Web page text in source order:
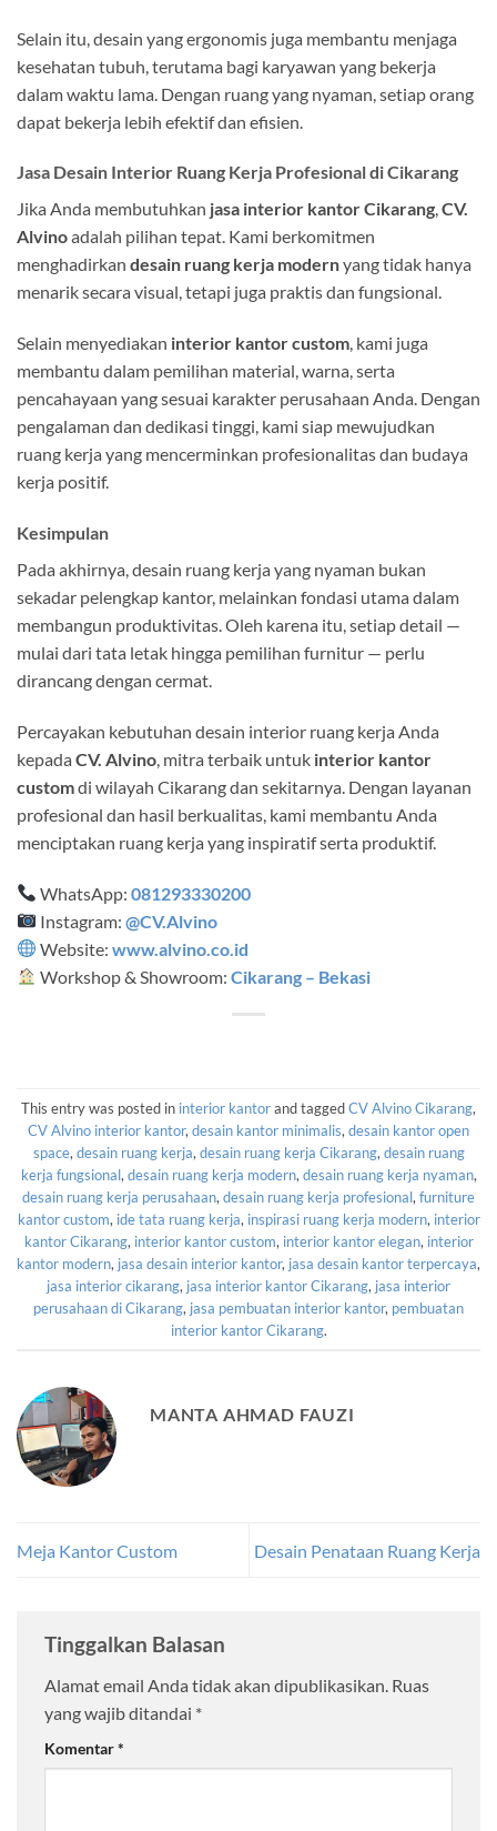
Selain itu, desain yang ergonomis juga membantu menjaga
kesehatan tubuh, terutama bagi karyawan yang bekerja
dalam waktu lama. Dengan ruang yang nyaman, setiap orang
dapat bekerja lebih efektif dan efisien.
Jasa Desain Interior Ruang Kerja Profesional di Cikarang
Jika Anda membutuhkan jasa interior kantor Cikarang,CV.
Alvinoadalah pilihan tepat. Kami berkomitmen
menghadirkan desain ruang kerja modernyang tidak hanya
menarik secara visual, tetapi juga praktis dan fungsional.
Selain menyediakan interior kantor custom, kami juga
membantu dalam pemilihan material, warna, serta
pencahayaan yang sesuai karakter perusahaan Anda. Dengan
pengalaman dan dedikasi tinggi, kami siap mewujudkan
ruang kerja yang mencerminkan profesionalitas dan budaya
kerja positif.
Kesimpulan
Pada akhirnya, desain ruang kerja yang nyaman bukan
sekadar pelengkap kantor, melainkan fondasi utama dalam
membangun produktivitas. Oleh karena itu, setiap detail —
mulai dari tata letak hingga pemilihan furnitur — perlu
dirancang dengan cermat.
Percayakan kebutuhan desain interior ruang kerja Anda
kepada CV. Alvino , mitra terbaik untuk interior kantor
customdi wilayah Cikarang dan sekitarnya. Dengan layanan
profesional dan hasil berkualitas, kami membantu Anda
menciptakan ruang kerja yang inspiratif serta produktif.
WhatsApp:081293330200
Instagram:@CV.Alvino
Website:www.alvino.co.id
Workshop & Showroom:Cikarang – Bekasi
This entry was posted in interior kantorand taggedCV Alvino Cikarang,
CV Alvino interior kantor, desain kantor minimalis, desain kantor open
space, desain ruang kerja, desain ruang kerja Cikarang, desain ruang
kerja fungsional, desain ruang kerja modern, desain ruang kerja nyaman,
desain ruang kerja perusahaan, desain ruang kerja profesional, furniture
kantor custom, ide tata ruang kerja, inspirasi ruang kerja modern, interior
kantor Cikarang, interior kantor custom, interior kantor elegan, interior
kantor modern, jasa desain interior kantor, jasa desain kantor terpercaya,
jasa interior cikarang, jasa interior kantor Cikarang, jasa interior
perusahaan di Cikarang, jasa pembuatan interior kantor, pembuatan
interior kantor Cikarang.
MANTA AHMAD FAUZI
Meja Kantor Custom Desain Penataan Ruang Kerja
Tinggalkan Balasan
Alamat email Anda tidak akan dipublikasikan. Ruas
yang wajib ditandai *
Komentar*